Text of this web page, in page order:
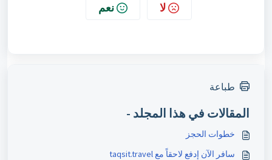
لا نعم
طباعة
المقالات في هذا المجلد -
خطوات الحجز
سافر الآن إدفع لاحقاً مع taqsit.travel